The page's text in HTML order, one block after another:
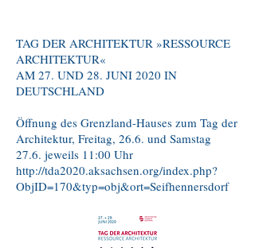
TAG DER ARCHITEKTUR »RESSOURCE
ARCHITEKTUR«
AM 27. UND 28. JUNI 2020 IN
DEUTSCHLAND
Öffnung des Grenzland-Hauses zum Tag der
Architektur, Freitag, 26.6. und Samstag
27.6. jeweils 11:00 Uhr
http://tda2020.aksachsen.org/index.php?
ObjID=170&typ=obj&ort=Seifhennersdorf